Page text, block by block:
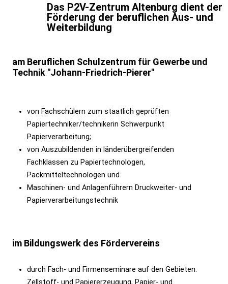
Das P2V-Zentrum Altenburg dient der
Förderung der beruflichen Aus- und
Weiterbildung
am Beruflichen Schulzentrum für Gewerbe und
Technik "Johann-Friedrich-Pierer"
von Fachschülern zum staatlich geprüften
Papiertechniker/technikerin Schwerpunkt
Papierverarbeitung;
von Auszubildenden in länderübergreifenden
Fachklassen zu Papiertechnologen,
Packmitteltechnologen und
Maschinen- und Anlagenführern Druckweiter- und
Papierverarbeitungstechnik
im Bildungswerk des Fördervereins
durch Fach- und Firmenseminare auf den Gebieten:
Zellstoff- und Papiererzeugung, Papier- und